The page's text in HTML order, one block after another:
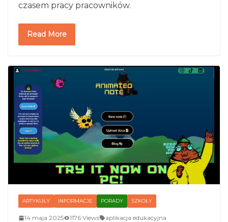
czasem pracy pracowników.
Read More
ARTYKUŁY INFORMACJE PORADY SZKOŁY
14 maja 2025 1176 Views aplikacja edukacyjna